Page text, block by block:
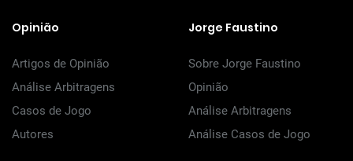
Opinião
Artigos de Opinião
Análise Arbitragens
Casos de Jogo
Autores
Jorge Faustino
Sobre Jorge Faustino
Opinião
Análise Arbitragens
Análise Casos de Jogo